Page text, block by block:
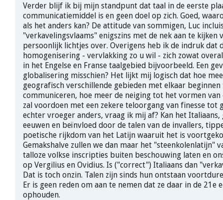
Verder blijf ik bij mijn standpunt dat taal in de eerste
communicatiemiddel is en geen doel op zich. Goed,
als het anders kan? De attitude van sommigen, Luc
"verkavelingsvlaams" enigszins met de nek aan te kijken
persoonlijk lichtjes over. Overigens heb ik de indruk dat
homogenisering - vervlakking zo u wil - zich zowat
in het Engelse en Franse taalgebied bijvoorbeeld. Een
globalisering misschien? Het lijkt mij logisch dat hoe
geografisch verschillende gebieden met elkaar beginnen
communiceren, hoe meer de neiging tot het vormen
zal voordoen met een zekere teloorgang van finesse tot
echter vroeger anders, vraag ik mij af? Kan het Italiaans,
eeuwen en beïnvloed door de talen van de invallers,
poetische rijkdom van het Latijn waaruit het is
Gemakshalve zullen we dan maar het "steenkolenlatijn"
talloze volkse inscripties buiten beschouwing laten en
op Vergilius en Ovidius. Is ("correct") Italiaans dan
Dat is toch onzin. Talen zijn sinds hun ontstaan
Er is geen reden om aan te nemen dat ze daar in de 21e
ophouden.